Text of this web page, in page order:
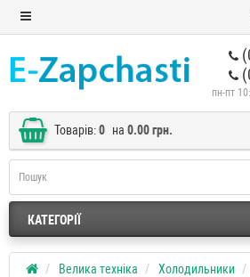
пн-пт
Товарів:0 на 0.00 грн.
КАТЕГОРІЇ
Велика техніка Холодильники